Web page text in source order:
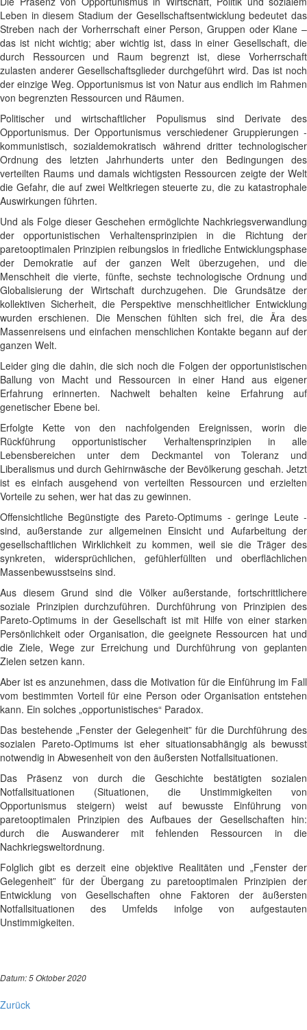
Leben in diesem Stadium der Gesellschaftsentwicklung bedeutet das
Streben nach der Vorherrschaft einer Person, Gruppen oder Klane –
das ist nicht wichtig; aber wichtig ist, dass in einer Gesellschaft, die
durch Ressourcen und Raum begrenzt ist, diese Vorherrschaft
zulasten anderer Gesellschaftsglieder durchgeführt wird. Das ist noch
der einzige Weg. Opportunismus ist von Natur aus endlich im Rahmen
von begrenzten Ressourcen und Räumen.
Politischer und wirtschaftlicher Populismus sind Derivate des
Opportunismus. Der Opportunismus verschiedener Gruppierungen -
kommunistisch, sozialdemokratisch während dritter technologischer
Ordnung des letzten Jahrhunderts unter den Bedingungen des
verteilten Raums und damals wichtigsten Ressourcen zeigte der Welt
die Gefahr, die auf zwei Weltkriegen steuerte zu, die zu katastrophale
Auswirkungen führten.
Und als Folge dieser Geschehen ermöglichte Nachkriegsverwandlung
der opportunistischen Verhaltensprinzipien in die Richtung der
paretooptimalen Prinzipien reibungslos in friedliche Entwicklungsphase
der Demokratie auf der ganzen Welt überzugehen, und die
Menschheit die vierte, fünfte, sechste technologische Ordnung und
Globalisierung der Wirtschaft durchzugehen. Die Grundsätze der
kollektiven Sicherheit, die Perspektive menschheitlicher Entwicklung
wurden erschienen. Die Menschen fühlten sich frei, die Ära des
Massenreisens und einfachen menschlichen Kontakte begann auf der
ganzen Welt.
Leider ging die dahin, die sich noch die Folgen der opportunistischen
Ballung von Macht und Ressourcen in einer Hand aus eigener
Erfahrung erinnerten. Nachwelt behalten keine Erfahrung auf
genetischer Ebene bei.
Erfolgte Kette von den nachfolgenden Ereignissen, worin die
Rückführung opportunistischer Verhaltensprinzipien in alle
Lebensbereichen unter dem Deckmantel von Toleranz und
Liberalismus und durch Gehirnwäsche der Bevölkerung geschah. Jetzt
ist es einfach ausgehend von verteilten Ressourcen und erzielten
Vorteile zu sehen, wer hat das zu gewinnen.
Offensichtliche Begünstigte des Pareto-Optimums - geringe Leute -
sind, außerstande zur allgemeinen Einsicht und Aufarbeitung der
gesellschaftlichen Wirklichkeit zu kommen, weil sie die Träger des
synkreten, widersprüchlichen, gefühlerfüllten und oberflächlichen
Massenbewusstseins sind.
Aus diesem Grund sind die Völker außerstande, fortschrittlichere
soziale Prinzipien durchzuführen. Durchführung von Prinzipien des
Pareto-Optimums in der Gesellschaft ist mit Hilfe von einer starken
Persönlichkeit oder Organisation, die geeignete Ressourcen hat und
die Ziele, Wege zur Erreichung und Durchführung von geplanten
Zielen setzen kann.
Aber ist es anzunehmen, dass die Motivation für die Einführung im Fall
vom bestimmten Vorteil für eine Person oder Organisation entstehen
kann. Ein solches „opportunistisches“ Paradox.
Das bestehende „Fenster der Gelegenheit” für die Durchführung des
sozialen Pareto-Optimums ist eher situationsabhängig als bewusst
notwendig in Abwesenheit von den äußersten Notfallsituationen.
Das Präsenz von durch die Geschichte bestätigten sozialen
Notfallsituationen (Situationen, die Unstimmigkeiten von
Opportunismus steigern) weist auf bewusste Einführung von
paretooptimalen Prinzipien des Aufbaues der Gesellschaften hin:
durch die Auswanderer mit fehlenden Ressourcen in die
Nachkriegsweltordnung.
Folglich gibt es derzeit eine objektive Realitäten und „Fenster der
Gelegenheit” für der Übergang zu paretooptimalen Prinzipien der
Entwicklung von Gesellschaften ohne Faktoren der äußersten
Notfallsituationen des Umfelds infolge von aufgestauten
Unstimmigkeiten.
Datum: 5 Oktober 2020
Zurück